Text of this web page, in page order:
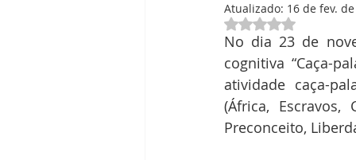
Atualizado: 16 de fev.
Avaliado com
No dia 23 de
cognitiva “Caça-
atividade caça-
(África, Escravos,
Preconceito,